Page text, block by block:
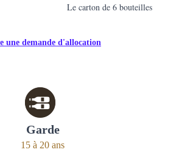
Le carton de 6 bouteilles
une demande d'allocation
Garde
15 à 20 ans